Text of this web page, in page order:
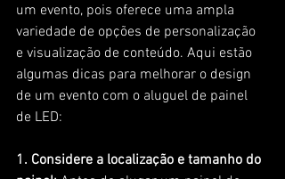
um evento, pois oferece uma ampla
variedade de opções de personalização
e visualização de conteúdo. Aqui estão
algumas dicas para melhorar o design
de um evento com o aluguel de painel
de LED:
1. Considere a localização e tamanho do